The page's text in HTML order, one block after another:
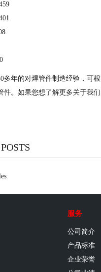
多年的对焊管件制造经验，可
件。如果您想了解更多关于我们
服务
公司简介
产品标准
企业荣誉